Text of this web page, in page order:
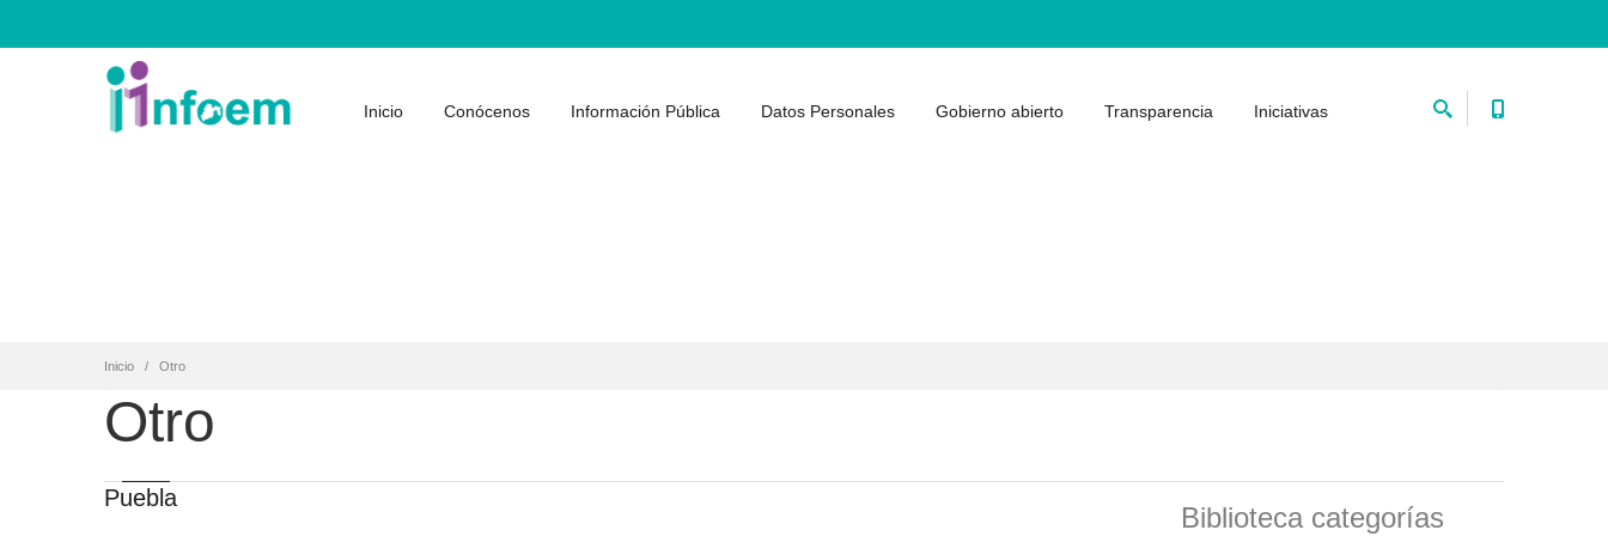
Inicio Conócenos Información Pública Datos Personales Gobierno abierto Transparencia Iniciativas
Inicio Otro
Otro
Puebla
Biblioteca categorías